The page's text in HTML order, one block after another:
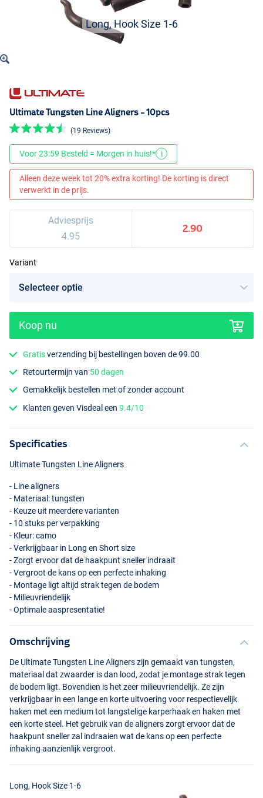
Long, Hook Size 1-6
Long, Hook Size 7-10
Short, Hook Size 7-10
Ultimate Tungsten Line Aligners - 10pcs
(19 Reviews)
Voor 23:59 Besteld = Morgen in huis!* i
Alleen deze week tot 20% extra korting! De korting is direct
verwerkt in de prijs.
Adviesprijs
4.95
2.90
Variant
Koop nu
Gratisverzending bij bestellingen boven de 99.00
Retourtermijn van 50 dagen
Gemakkelijk bestellen met of zonder account
Klanten geven Visdeal een9.4/10
Specificaties
Ultimate Tungsten Line Aligners
- Line aligners
- Materiaal: tungsten
- Keuze uit meerdere varianten
- 10 stuks per verpakking
- Kleur: camo
- Verkrijgbaar in Long en Short size
- Zorgt ervoor dat de haakpunt sneller indraait
- Vergroot de kans op een perfecte inhaking
- Montage ligt altijd strak tegen de bodem
- Milieuvriendelijk
- Optimale aaspresentatie!
Omschrijving
De Ultimate Tungsten Line Aligners zijn gemaakt van tungsten,
materiaal dat zwaarder is dan lood, zodat je montage strak tegen
de bodem ligt. Bovendien is het zeer milieuvriendelijk. Ze zijn
verkrijgbaar in een lange en korte uitvoering voor respectievelijk
haken met een medium tot langstelige karperhaak en haken met
een korte steel. Het gebruik van de aligners zorgt ervoor dat de
haakpunt sneller zal indraaien wat de kans op een perfecte
inhaking aanzienlijk vergroot.
Long, Hook Size 1-6